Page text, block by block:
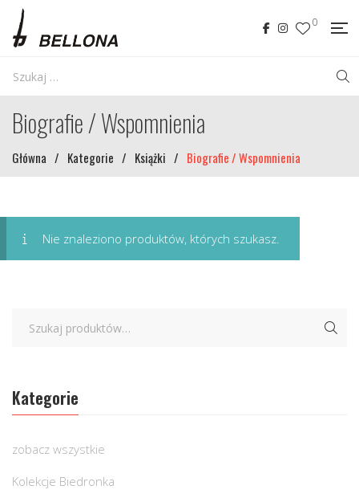
0
Biografie / Wspomnienia
Główna / Kategorie / Książki / Biografie / Wspomnienia
Nie znaleziono produktów, których szukasz.
Kategorie
zobacz wszystkie
Kolekcje Biedronka